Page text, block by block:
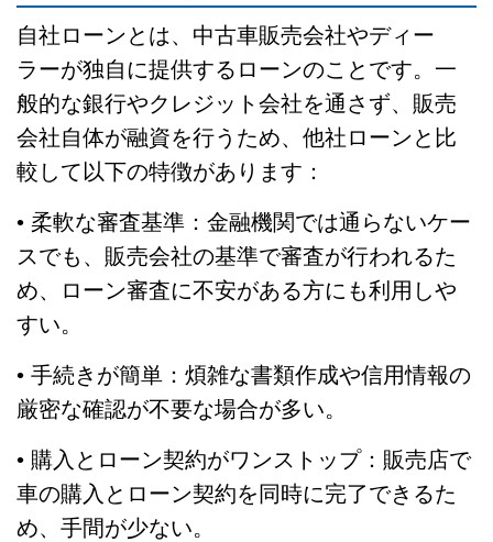
自社ローンとは、中古車販売会社やディー
ラーが独自に提供するローンのことです。一
般的な銀行やクレジット会社を通さず、販売
会社自体が融資を行うため、他社ローンと比
較して以下の特徴があります：
• 柔軟な審査基準：金融機関では通らないケー
スでも、販売会社の基準で審査が行われるた
め、ローン審査に不安がある方にも利用しや
すい。
• 手続きが簡単：煩雑な書類作成や信用情報の
厳密な確認が不要な場合が多い。
• 購入とローン契約がワンストップ：販売店で
車の購入とローン契約を同時に完了できるた
め、手間が少ない。